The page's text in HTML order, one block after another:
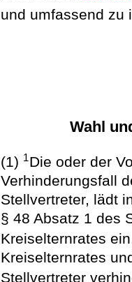
und umfassend zu
Wahl
(1) 1Die oder der
Verhinderungsfall
Stellvertreter, lädt
§ 48 Absatz 1 des
Kreiselternrates
Kreiselternrates
Stellvertreter